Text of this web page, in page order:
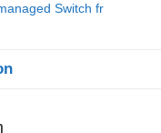
Switch fr